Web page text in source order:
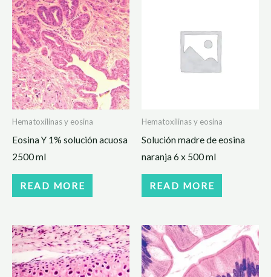
Hematoxilinas y eosina
Eosina Y 1% solución acuosa
2500 ml
READ MORE
Hematoxilinas y eosina
Solución madre de eosina
naranja 6 x 500 ml
READ MORE